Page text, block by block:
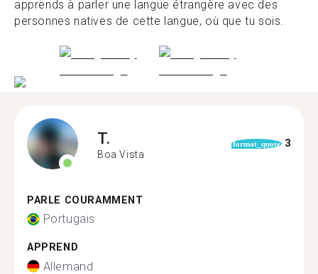
apprends à parler une langue étrangère avec des
personnes natives de cette langue, où que tu sois.
T.
Boa Vista
format_quote 3
PARLE COURAMMENT
Portugais
APPREND
Allemand